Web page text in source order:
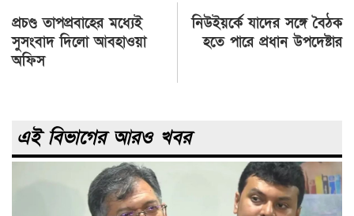
Post
navigation
প্রচণ্ড তাপপ্রবাহের মধ্যেই
সুসংবাদ দিলো আবহাওয়া
অফিস
নিউইয়র্কে যাদের সঙ্গে বৈঠক
হতে পারে প্রধান উপদেষ্টার
এই বিভাগের আরও খবর